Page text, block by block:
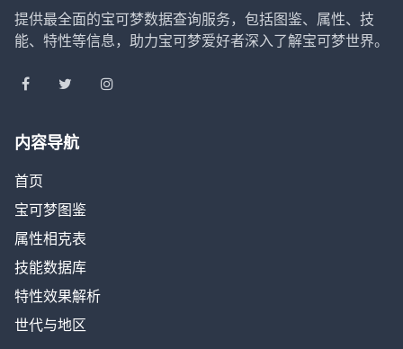
提供最全面的宝可梦数据查询服务，包括图鉴、属性、技
能、特性等信息，助力宝可梦爱好者深入了解宝可梦世界。
内容导航
首页
宝可梦图鉴
属性相克表
技能数据库
特性效果解析
世代与地区